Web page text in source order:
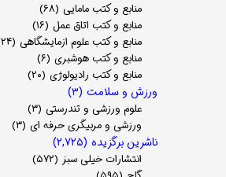
منابع و کتب مامایی (۶۸)
منابع و کتب اتاق عمل (۱۶)
منابع و کتب علوم ازمایشگاهی (۲۴)
منابع و کتب هوشبری (۶)
منابع و کتب رادیولوژی (۲۰)
ورزش و سلامت (۳)
علوم ورزشی و تندرستی (۳)
ورزشی و مربیگری حرفه ای (۳)
ناشرین برگزیده (۲,۷۲۵)
انتشارات خیلی سبز (۵۷۲)